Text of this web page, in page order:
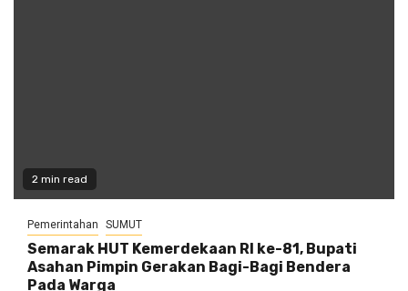
2 min read
Pemerintahan SUMUT
Semarak HUT Kemerdekaan RI ke-81, Bupati
Asahan Pimpin Gerakan Bagi-Bagi Bendera
Pada Warga